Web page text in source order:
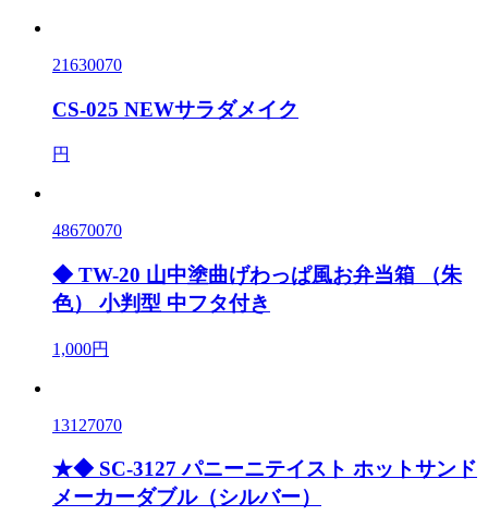
21630070
CS-025 NEWサラダメイク
円
48670070
◆ TW-20 山中塗曲げわっぱ風お弁当箱 （朱
色） 小判型 中フタ付き
1,000円
13127070
★◆ SC-3127 パニーニテイスト ホットサンド
メーカーダブル（シルバー）